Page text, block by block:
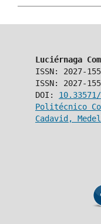
Luciérnaga
ISSN: 2027-
ISSN: 2027-
DOI:
Politécnico
Cadavid,